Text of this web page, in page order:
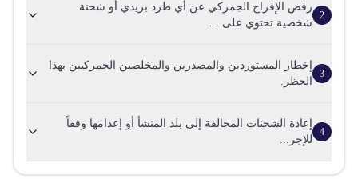
2
رفض الإفراج الجمركي عن أي طرد بريدي أو شحنة
شخصية تحتوي على ...
3
إخطار المستوردين والمصدرين والمخلصين الجمركيين بهذا
الحظر.
4
إعادة الشحنات المخالفة إلى بلد المنشأ أو إعدامها وفقاً
للإجر...